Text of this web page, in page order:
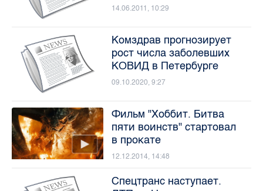
14.06.2011, 10:29
Комздрав прогнозирует
рост числа заболевших
КОВИД в Петербурге
09.10.2020, 9:27
Фильм "Хоббит. Битва
пяти воинств" стартовал
в прокате
12.12.2014, 14:48
Спецтранс наступает.